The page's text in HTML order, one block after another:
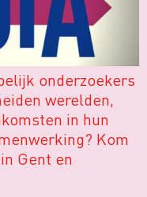
onderzoekers
werelden,
in hun
Kom
Gent en